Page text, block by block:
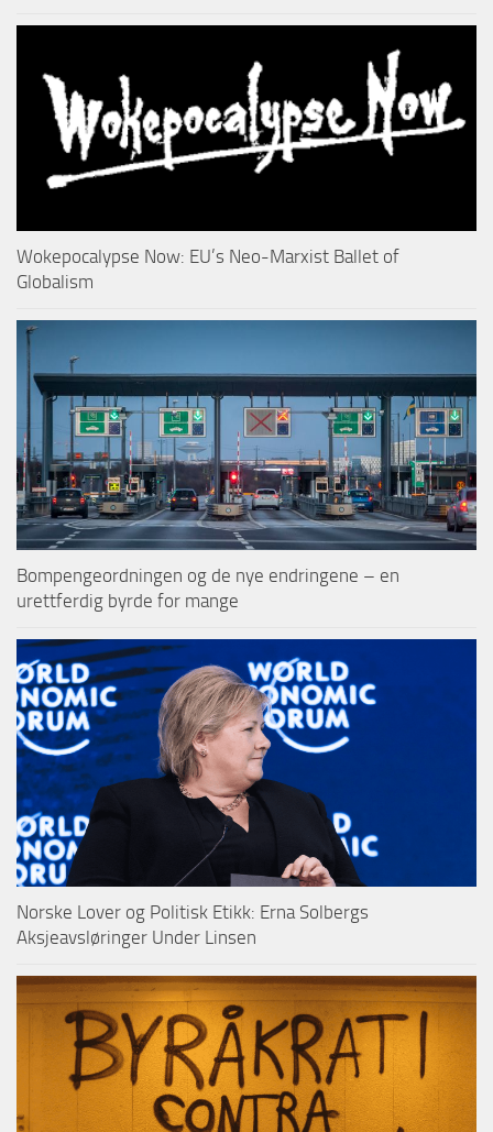
Wokepocalypse Now: EU’s Neo-Marxist Ballet of
Globalism
Bompengeordningen og de nye endringene – en
urettferdig byrde for mange
Norske Lover og Politisk Etikk: Erna Solbergs
Aksjeavsløringer Under Linsen